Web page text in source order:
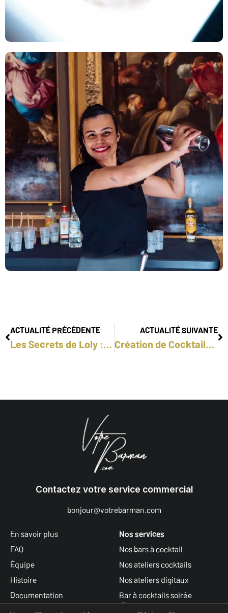
ACTUALITÉ PRÉCÉDENTE
Les Secrets de Loly : Un Lancement Magique avec Votre Barman
ACTUALITÉ SUIVANTE
Création de Cocktails Signatures à l’Aloe Vera
Contactez votre service commercial
bonjour@votrebarman.com
En savoir plus
FAQ
Équipe
Histoire
Documentation
Actualités
Nos services
Nos bars à cocktail
Nos ateliers cocktails
Nos ateliers digitaux
Bar à cocktails soirée
d’entreprise